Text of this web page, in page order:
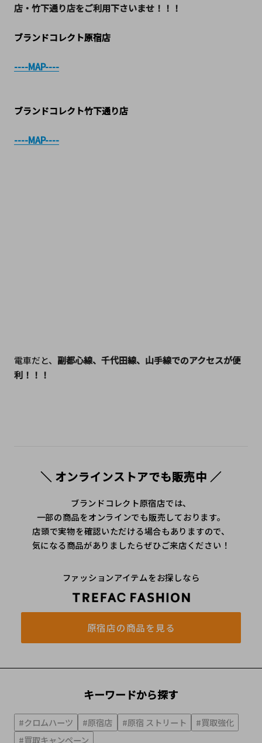
店・竹下通り店をご利用下さいませ！！！
ブランドコレクト原宿店
----MAP----
ブランドコレクト竹下通り店
----MAP----
電車だと、 副都心線、千代田線、山手線でのアクセスが便
利！！！
＼ オンラインストアでも販売中 ／
ブランドコレクト原宿店では、
一部の商品をオンラインでも販売しております。
店頭で実物を確認いただける場合もありますので、
気になる商品がありましたらぜひご来店ください！
ファッションアイテムをお探しなら
原宿店の商品を見る
キーワードから探す
#クロムハーツ #原宿店 #原宿 ストリート
#買取強化
#買取キャンペーン